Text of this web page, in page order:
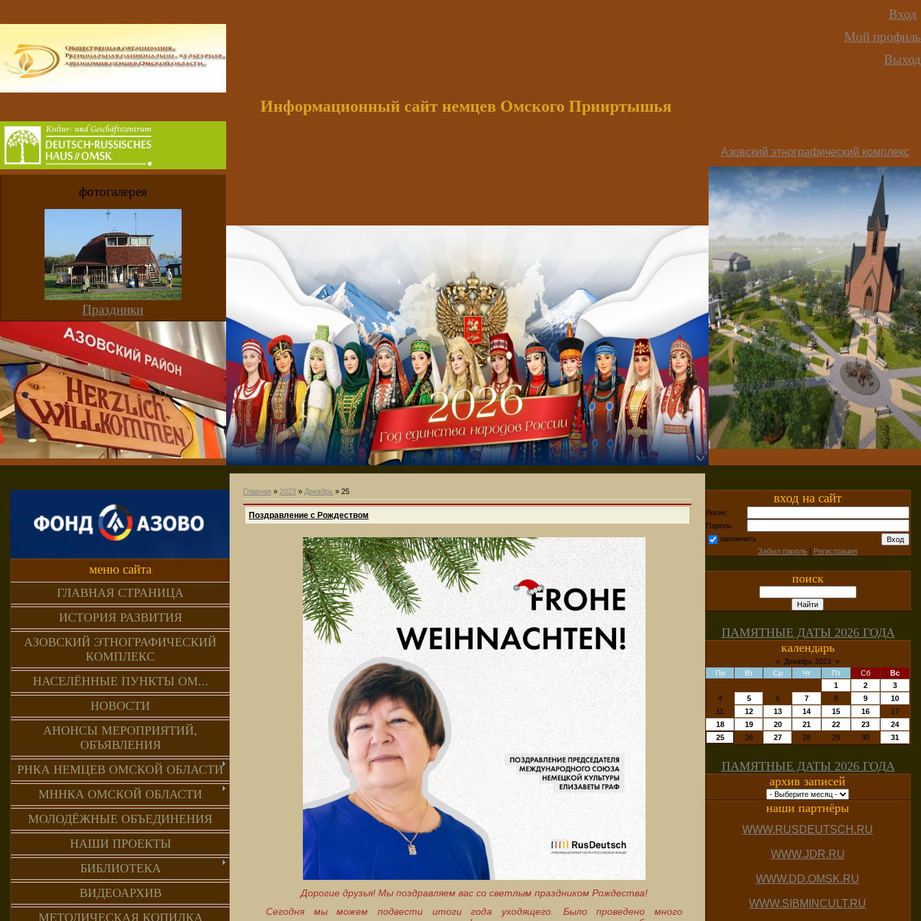
Вход
Мой профиль
Выход
фотогалерея
Праздники
Информационный сайт немцев Омского Прииртышья
Азовский этнографический комплекс
меню сайта
ГЛАВНАЯ СТРАНИЦА
ИСТОРИЯ РАЗВИТИЯ
АЗОВСКИЙ ЭТНОГРАФИЧЕСКИЙ
КОМПЛЕКС
НАСЕЛЁННЫЕ ПУНКТЫ ОМ...
НОВОСТИ
АНОНСЫ МЕРОПРИЯТИЙ,
ОБЪЯВЛЕНИЯ
РНКА НЕМЦЕВ ОМСКОЙ ОБЛАСТИ
МННКА ОМСКОЙ ОБЛАСТИ
МОЛОДЁЖНЫЕ ОБЪЕДИНЕНИЯ
НАШИ ПРОЕКТЫ
БИБЛИОТЕКА
ВИДЕОАРХИВ
МЕТОДИЧЕСКАЯ КОПИЛКА
Главная » 2023 » Декабрь » 25
Поздравление с Рождеством
Дорогие друзья! Мы поздравляем вас со светлым праздником Рождества!
Сегодня мы можем подвести итоги года уходящего. Было проведено много
вход на сайт
Логин:
Пароль:
запомнить
Забыл пароль | Регистрация
поиск
ПАМЯТНЫЕ ДАТЫ 2026 ГОДА
календарь
« Декабрь 2023 »
Пн
Вт Ср Чт Пт Сб
Вс
1
2
3
4
5 6 7 8 9
10
11
12 13 14 15 16
17
18
19 20 21 22 23
24
25
26 27 28 29 30 31
ПАМЯТНЫЕ ДАТЫ 2026 ГОДА
архив записей
наши партнёры
WWW.RUSDEUTSCH.RU
WWW.JDR.RU
WWW.DD.OMSK.RU
WWW.SIBMINCULT.RU